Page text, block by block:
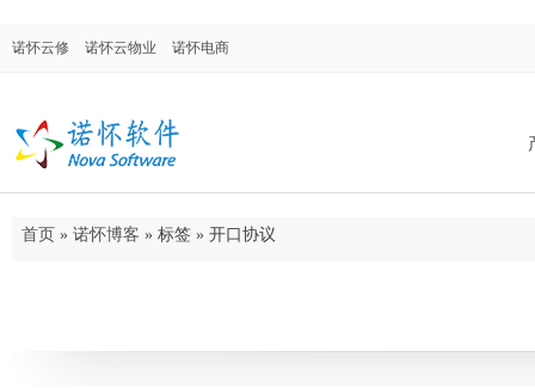
诺怀云修 诺怀云物业 诺怀电商
首页 » 诺怀博客 » 标签 » 开口协议